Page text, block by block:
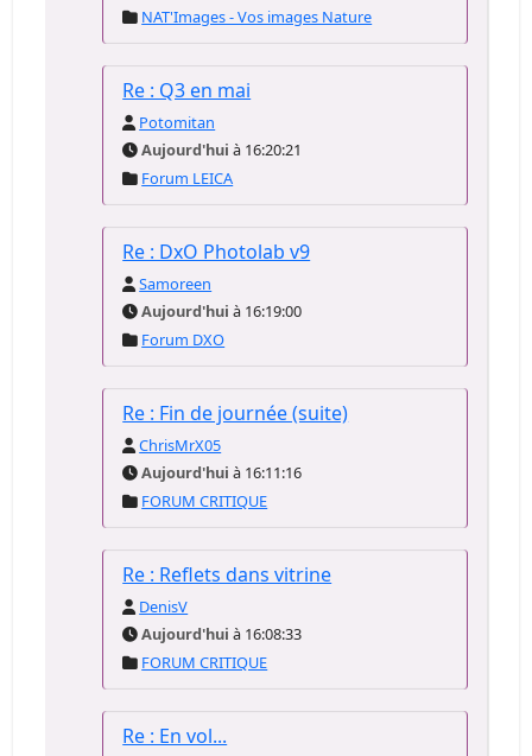
NAT'Images - Vos images Nature
Re : Q3 en mai
Potomitan
Aujourd'hui à 16:20:21
Forum LEICA
Re : DxO Photolab v9
Samoreen
Aujourd'hui à 16:19:00
Forum DXO
Re : Fin de journée (suite)
ChrisMrX05
Aujourd'hui à 16:11:16
FORUM CRITIQUE
Re : Reflets dans vitrine
DenisV
Aujourd'hui à 16:08:33
FORUM CRITIQUE
Re : En vol...